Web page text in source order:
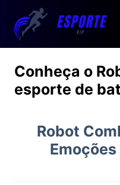
Conheça o
esporte de
Robot